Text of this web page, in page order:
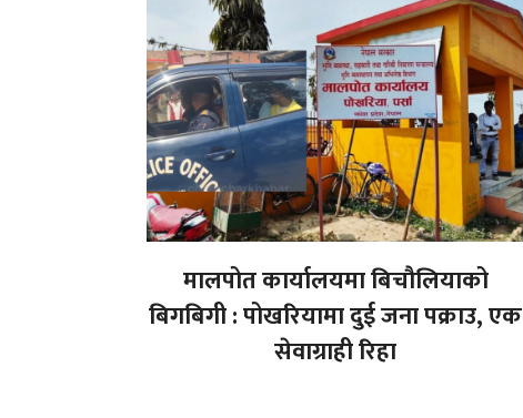
मालपोत कार्यालयमा बिचौलियाको
बिगबिगी : पोखरियामा दुई जना पक्राउ, एक
सेवाग्राही रिहा